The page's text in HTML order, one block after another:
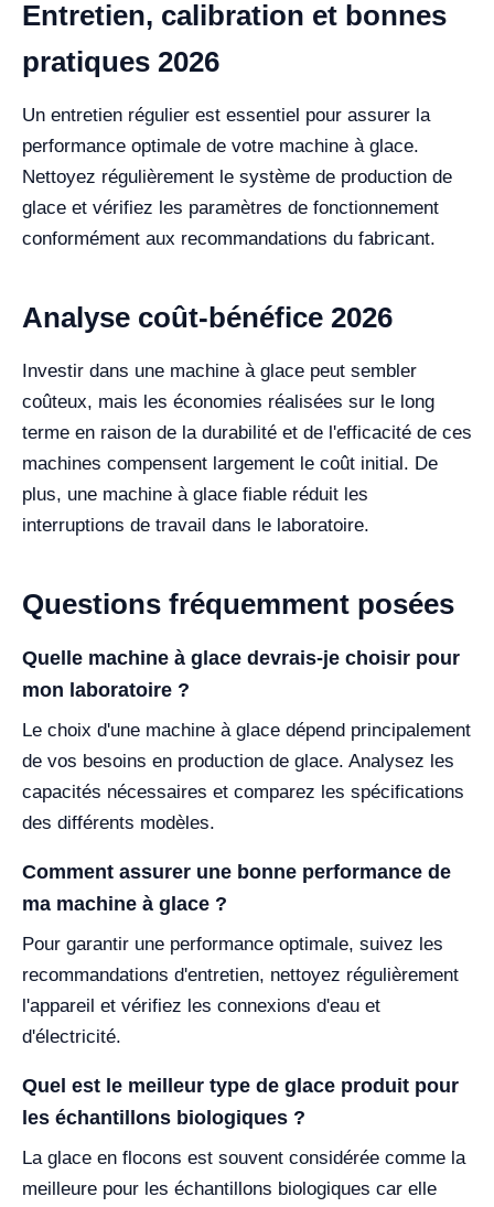
Entretien, calibration et bonnes
pratiques 2026
Un entretien régulier est essentiel pour assurer la
performance optimale de votre machine à glace.
Nettoyez régulièrement le système de production de
glace et vérifiez les paramètres de fonctionnement
conformément aux recommandations du fabricant.
Analyse coût-bénéfice 2026
Investir dans une machine à glace peut sembler
coûteux, mais les économies réalisées sur le long
terme en raison de la durabilité et de l'efficacité de ces
machines compensent largement le coût initial. De
plus, une machine à glace fiable réduit les
interruptions de travail dans le laboratoire.
Questions fréquemment posées
Quelle machine à glace devrais-je choisir pour
mon laboratoire ?
Le choix d'une machine à glace dépend principalement
de vos besoins en production de glace. Analysez les
capacités nécessaires et comparez les spécifications
des différents modèles.
Comment assurer une bonne performance de
ma machine à glace ?
Pour garantir une performance optimale, suivez les
recommandations d'entretien, nettoyez régulièrement
l'appareil et vérifiez les connexions d'eau et
d'électricité.
Quel est le meilleur type de glace produit pour
les échantillons biologiques ?
La glace en flocons est souvent considérée comme la
meilleure pour les échantillons biologiques car elle